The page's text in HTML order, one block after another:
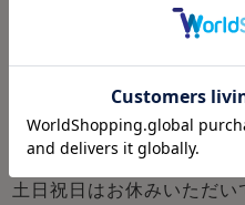
土日祝日はお休みいただ